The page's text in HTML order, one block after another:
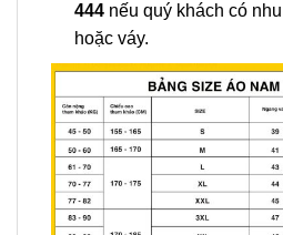
444nếu quý khách có
hoặc váy.